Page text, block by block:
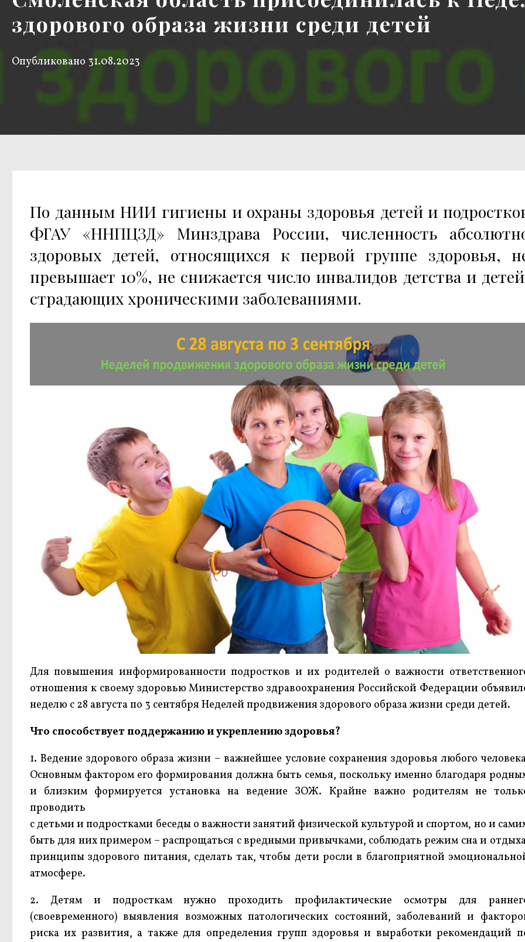
здорового образа жизни среди детей
Опубликовано 31.08.2023
По данным НИИ гигиены и охраны здоровья детей и
ФГАУ «ННПЦЗД» Минздрава России, численность
здоровых детей, относящихся к первой группе здоровья,
превышает 10%, не снижается число инвалидов детства и
страдающих хроническими заболеваниями.
Для повышения информированности подростков и их родителей о важности
отношения к своему здоровью Министерство здравоохранения Российской Федерации
неделю с 28 августа по 3 сентября Неделей продвижения здорового образа жизни среди детей.
Что способствует поддержанию и укреплению здоровья?
1. Ведение здорового образа жизни – важнейшее условие сохранения здоровья любого
Основным фактором его формирования должна быть семья, поскольку именно благодаря
и близким формируется установка на ведение ЗОЖ. Крайне важно родителям не
проводить
с детьми и подростками беседы о важности занятий физической культурой и спортом, но и
быть для них примером – распрощаться с вредными привычками, соблюдать режим сна и
принципы здорового питания, сделать так, чтобы дети росли в благоприятной
атмосфере.
2. Детям и подросткам нужно проходить профилактические осмотры для
(своевременного) выявления возможных патологических состояний, заболеваний и
риска их развития, а также для определения групп здоровья и выработки рекомендаций